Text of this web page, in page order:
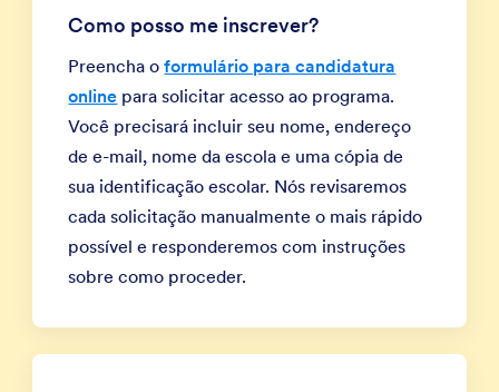
Como posso me inscrever?
Preencha oformulário para candidatura
online para solicitar acesso ao programa.
Você precisará incluir seu nome, endereço
de e-mail, nome da escola e uma cópia de
sua identificação escolar. Nós revisaremos
cada solicitação manualmente o mais rápido
possível e responderemos com instruções
sobre como proceder.